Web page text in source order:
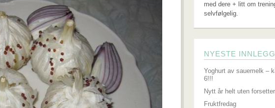
med dere + litt om
selvfølgelig.
NYESTE INNLEGG
Yoghurt av sauemelk –
6!!!
Nytt år helt uten forsetter
Fruktfredag